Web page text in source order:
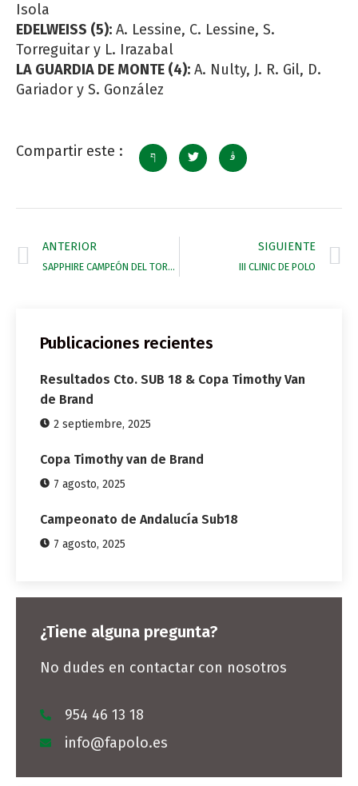
Isola
EDELWEISS (5): A. Lessine, C. Lessine, S.
Torreguitar y L. Irazabal
LA GUARDIA DE MONTE (4): A. Nulty, J. R. Gil, D.
Gariador y S. González
Compartir este :
ANTERIOR
SAPPHIRE CAMPEÓN DEL TORNEO SANTA MARIA
SIGUIENTE
III CLINIC DE POLO
Publicaciones recientes
Resultados Cto. SUB 18 & Copa Timothy Van
de Brand
2 septiembre, 2025
Copa Timothy van de Brand
7 agosto, 2025
Campeonato de Andalucía Sub18
7 agosto, 2025
¿Tiene alguna pregunta?
No dudes en contactar con nosotros
954 46 13 18
info@fapolo.es